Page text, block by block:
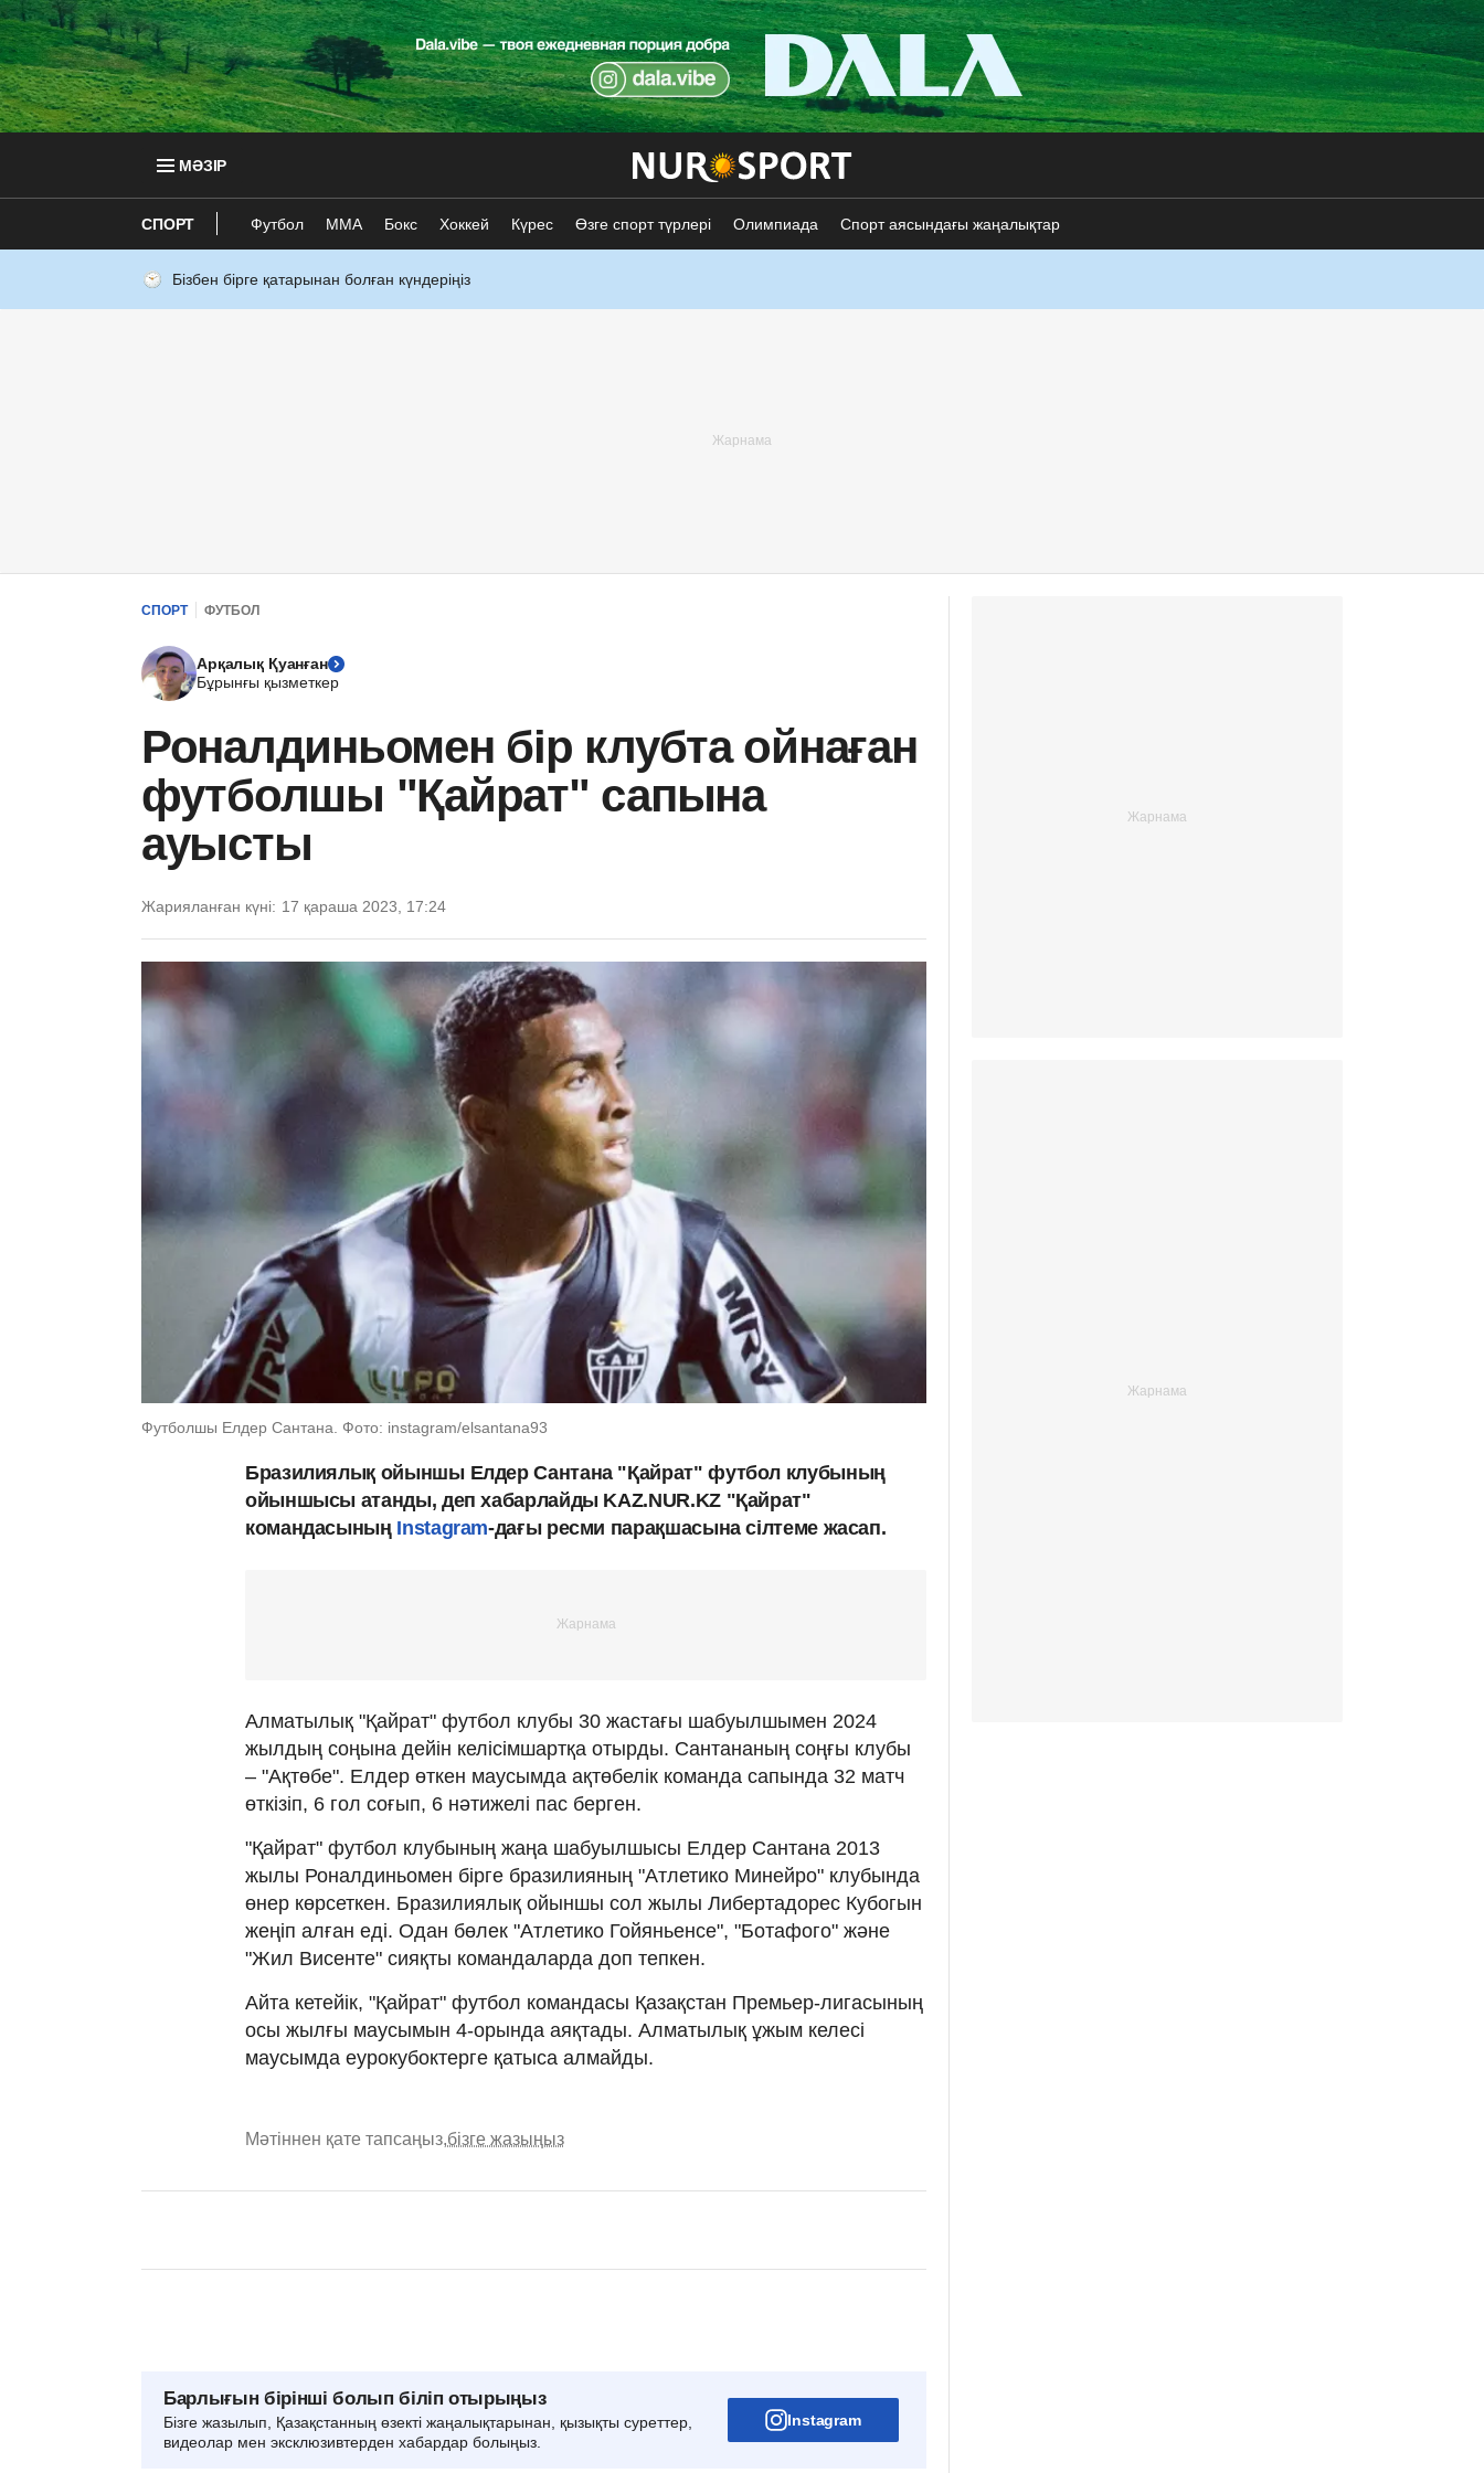
МӘЗІР
СПОРТ Футбол ММА Бокс Хоккей Күрес Өзге спорт түрлері Олимпиада Спорт аясындағы жаңалықтар
Бізбен бірге қатарынан болған күндеріңіз
СПОРТ ФУТБОЛ
Арқалық Қуанған
Бұрынғы қызметкер
Роналдиньомен бір клубта ойнаған
футболшы "Қайрат" сапына
ауысты
Жарияланған күні: 17 қараша 2023, 17:24
Футболшы Елдер Сантана. Фото: instagram/elsantana93
Бразилиялық ойыншы Елдер Сантана "Қайрат" футбол клубының
ойыншысы атанды, деп хабарлайды KAZ.NUR.KZ "Қайрат"
командасының Instagram-дағы ресми парақшасына сілтеме жасап.
Алматылық "Қайрат" футбол клубы 30 жастағы шабуылшымен 2024
жылдың соңына дейін келісімшартқа отырды. Сантананың соңғы клубы
– "Ақтөбе". Елдер өткен маусымда ақтөбелік команда сапында 32 матч
өткізіп, 6 гол соғып, 6 нәтижелі пас берген.
"Қайрат" футбол клубының жаңа шабуылшысы Елдер Сантана 2013
жылы Роналдиньомен бірге бразилияның "Атлетико Минейро" клубында
өнер көрсеткен. Бразилиялық ойыншы сол жылы Либертадорес Кубогын
жеңіп алған еді. Одан бөлек "Атлетико Гойяньенсе", "Ботафого" және
"Жил Висенте" сияқты командаларда доп тепкен.
Айта кетейік, "Қайрат" футбол командасы Қазақстан Премьер-лигасының
осы жылғы маусымын 4-орында аяқтады. Алматылық ұжым келесі
маусымда еурокубоктерге қатыса алмайды.
Мәтіннен қате тапсаңыз,бізге жазыңыз
Барлығын бірінші болып біліп отырыңыз
Бізге жазылып, Қазақстанның өзекті жаңалықтарынан, қызықты суреттер,
видеолар мен эксклюзивтерден хабардар болыңыз.
Instagram